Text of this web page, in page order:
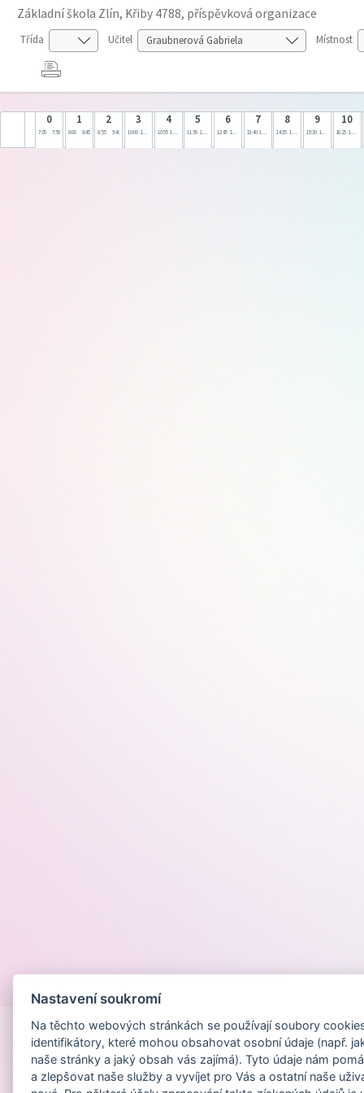
Základní škola Zlín, Křiby 4788, příspěvková organizace
Třída Učitel Místnost
0
7:05 7:50
1
8:00 8:45
2
8:55 9:40
3
10:00 10:45
4
10:55 11:40
5
11:50 12:35
6
12:45 13:30
7
13:40 14:25
8
14:35 15:20
9
15:30 16:15
10
16:25 17:10
Nastavení soukromí
Na těchto webových stránkách se používají soubory
identifikátory, které mohou obsahovat osobní údaje (např.
naše stránky a jaký obsah vás zajímá). Tyto údaje nám
a zlepšovat naše služby a vyvíjet pro Vás a ostatní naše